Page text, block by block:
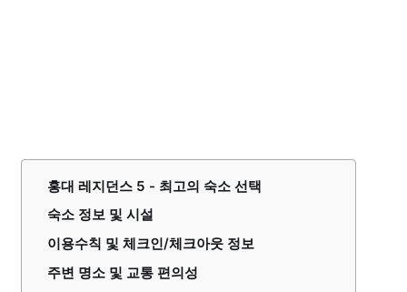
홍대 레지던스 5 - 최고의 숙소 선택
숙소 정보 및 시설
이용수칙 및 체크인/체크아웃 정보
주변 명소 및 교통 편의성